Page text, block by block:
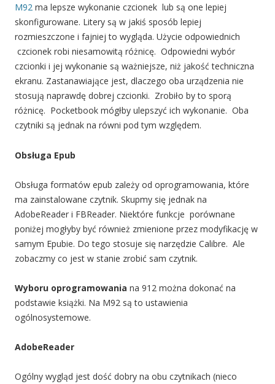
M92 ma lepsze wykonanie czcionek lub są one lepiej
skonfigurowane. Litery są w jakiś sposób lepiej
rozmieszczone i fajniej to wygląda. Użycie odpowiednich
czcionek robi niesamowitą różnicę. Odpowiedni wybór
czcionki i jej wykonanie są ważniejsze, niż jakość techniczna
ekranu. Zastanawiające jest, dlaczego oba urządzenia nie
stosują naprawdę dobrej czcionki. Zrobiło by to sporą
różnicę. Pocketbook mógłby ulepszyć ich wykonanie. Oba
czytniki są jednak na równi pod tym względem.
Obsługa Epub
Obsługa formatów epub zależy od oprogramowania, które
ma zainstalowane czytnik. Skupmy się jednak na
AdobeReader i FBReader. Niektóre funkcje porównane
poniżej mogłyby być również zmienione przez modyfikację w
samym Epubie. Do tego stosuje się narzędzie Calibre. Ale
zobaczmy co jest w stanie zrobić sam czytnik.
Wyboru oprogramowania na 912 można dokonać na
podstawie książki. Na M92 są to ustawienia
ogólnosystemowe.
AdobeReader
Ogólny wygląd jest dość dobry na obu czytnikach (nieco